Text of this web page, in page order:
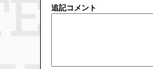
追記コメント